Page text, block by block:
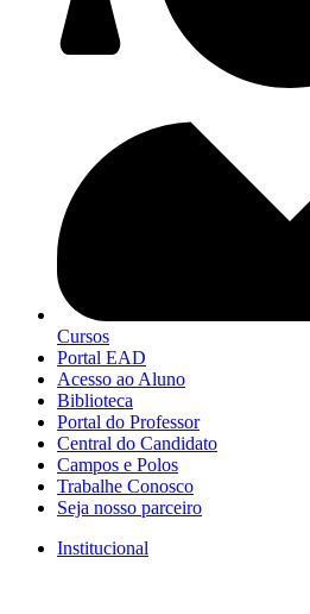
Cursos
Portal EAD
Acesso ao Aluno
Biblioteca
Portal do Professor
Central do Candidato
Campos e Polos
Trabalhe Conosco
Seja nosso parceiro
Institucional